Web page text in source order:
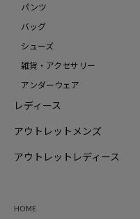
パンツ
バッグ
シューズ
雑貨・アクセサリー
アンダーウェア
レディース
アウトレットメンズ
アウトレットレディース
HOME